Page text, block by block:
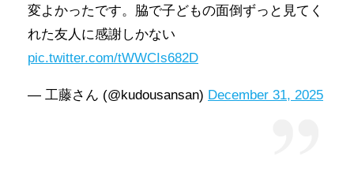
変よかったです。脇で子どもの面倒ずっと見てく
れた友人に感謝しかない
pic.twitter.com/tWWCIs682D
— 工藤さん (@kudousansan) December 31, 2025